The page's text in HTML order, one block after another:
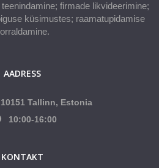
firmade likvideerimine;
küsimustes; raamatupidamise
AADRESS
Tallinn, Estonia
10:00-16:00
KONTAKT